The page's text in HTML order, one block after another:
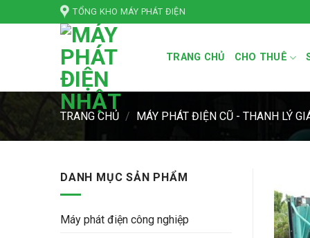
qua
TỔNG KHO MÁY PHÁT ĐIỆN
TRANG CHỦ CHO THUÊ
TRANG CHỦ / MÁY PHÁT ĐIỆN CŨ - THANH LÝ
DANH MỤC SẢN PHẨM
Máy phát điện công nghiệp